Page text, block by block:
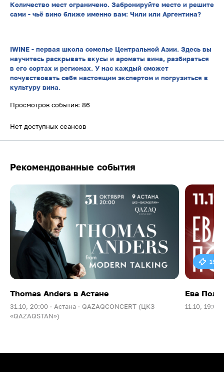
Количество мест ограничено. Забронируйте место и решите
сами - чьё вино ближе именно вам: Чили или Аргентина?
IWINE - первая школа сомелье Центральной Азии. Здесь вы
научитесь раскрывать вкусы и ароматы вина, разбираться
в его сортах и регионах. У нас каждый сможет
почувствовать себя настоящим экспертом и погрузиться в
культуру вина.
Просмотров события: 86
Нет доступных сеансов
Рекомендованные события
Thomas Anders в Астане
31.10, 20:00 · Астана · QAZAQCONCERT (ЦКЗ
«QAZAQSTAN»)
15
Ева
11.10, 19:00